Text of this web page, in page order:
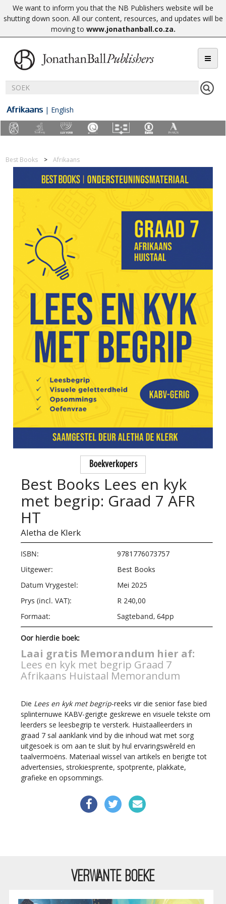
We want to inform you that the NB Publishers website will be
shutting down soon. All our content, resources, and updates will be
moving to www.jonathanball.co.za.
Afrikaans | English
Best Books Afrikaans
Boekverkopers
Best Books Lees en kyk
met begrip: Graad 7 AFR
HT
Aletha de Klerk
ISBN:
9781776073757
Uitgewer:
Best Books
Datum Vrygestel:
Mei 2025
Prys (incl. VAT):
R 240,00
Formaat:
Sagteband, 64pp
Oor hierdie boek:
Laai gratis Memorandum hier af:
Lees en kyk met begrip Graad 7
Afrikaans Huistaal Memorandum
Die Lees en kyk met begrip-reeks vir die senior fase bied
splinternuwe KABV-gerigte geskrewe en visuele tekste om
leerders se leesbegrip te versterk. Huistaalleerders in
graad 7 sal aanklank vind by die inhoud wat met sorg
uitgesoek is om aan te sluit by hul ervaringswêreld en
taalvermoëns. Materiaal wissel van artikels en berigte tot
advertensies, strokiesprente, spotprente, plakkate,
grafieke en opsommings.
VERWANTE BOEKE